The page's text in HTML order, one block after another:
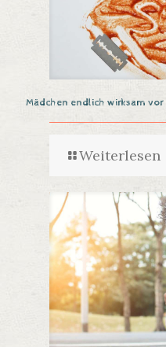
Mädchen endlich wirksam
Weiterlesen